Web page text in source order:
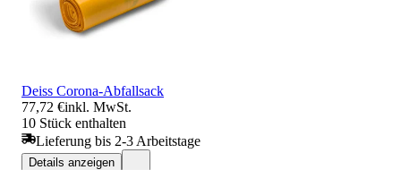
Deiss Corona-Abfallsack
77,72 €inkl. MwSt.
10 Stück enthalten
Lieferung bis 2-3 Arbeitstage
Details anzeigen